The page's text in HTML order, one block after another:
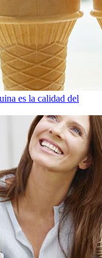
es la calidad del